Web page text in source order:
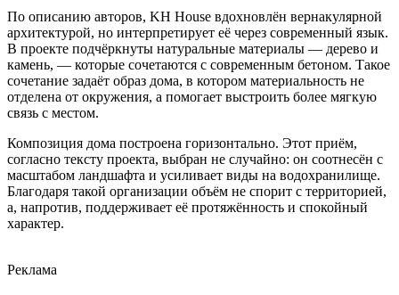
По описанию авторов, KH House вдохновлён вернакулярной
архитектурой, но интерпретирует её через современный язык.
В проекте подчёркнуты натуральные материалы — дерево и
камень, — которые сочетаются с современным бетоном. Такое
сочетание задаёт образ дома, в котором материальность не
отделена от окружения, а помогает выстроить более мягкую
связь с местом.
Композиция дома построена горизонтально. Этот приём,
согласно тексту проекта, выбран не случайно: он соотнесён с
масштабом ландшафта и усиливает виды на водохранилище.
Благодаря такой организации объём не спорит с территорией,
а, напротив, поддерживает её протяжённость и спокойный
характер.
Реклама